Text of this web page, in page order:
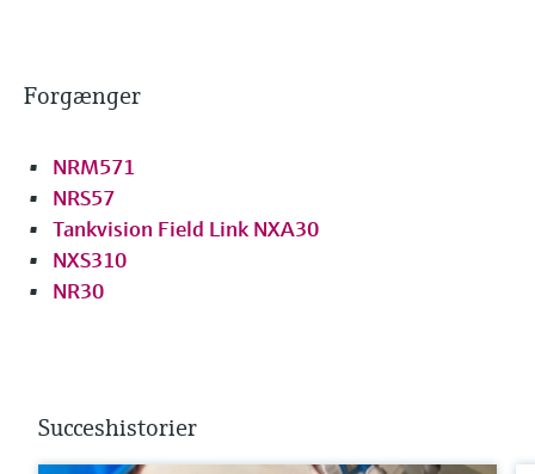
Forgænger
NRM571
NRS57
Tankvision Field Link NXA30
NXS310
NR30
Succeshistorier